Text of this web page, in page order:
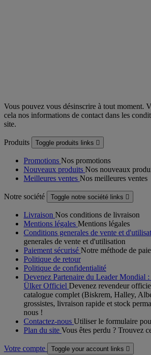
Vous pouvez vous désinscrire à tout moment.
cela nos informations de contact dans les
site.
Produits Toggle produits links 
Promotions Nos promotions
Nouveaux produits Nos nouveaux
Meilleures ventes Nos meilleures ventes
Notre société Toggle notre société links 
Livraison Nos conditions de livraison
Mentions légales Mentions légales
Conditions generales de vente et
generales de vente et d'utilisation
Paiement sécurisé Notre méthode de
Politique de retour
Politique de confidentialité
Devenez Partenaire du Leader Mondial
Ülker Officiel Devenez revendeur
catalogue complet (Biskrem, Halley,
grossistes, livraison rapide et stock
nous !
Contactez-nous Utiliser le formulaire
Plan du site Vous êtes perdu ? Trouvez
Votre compte Toggle your account links 